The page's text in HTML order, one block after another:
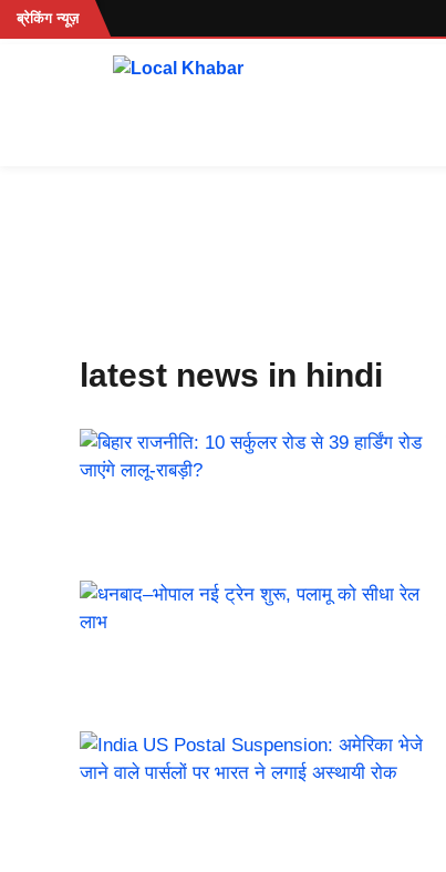
Skip
to
ब्रेकिंग न्यूज़
रहें...
latest news in hindi